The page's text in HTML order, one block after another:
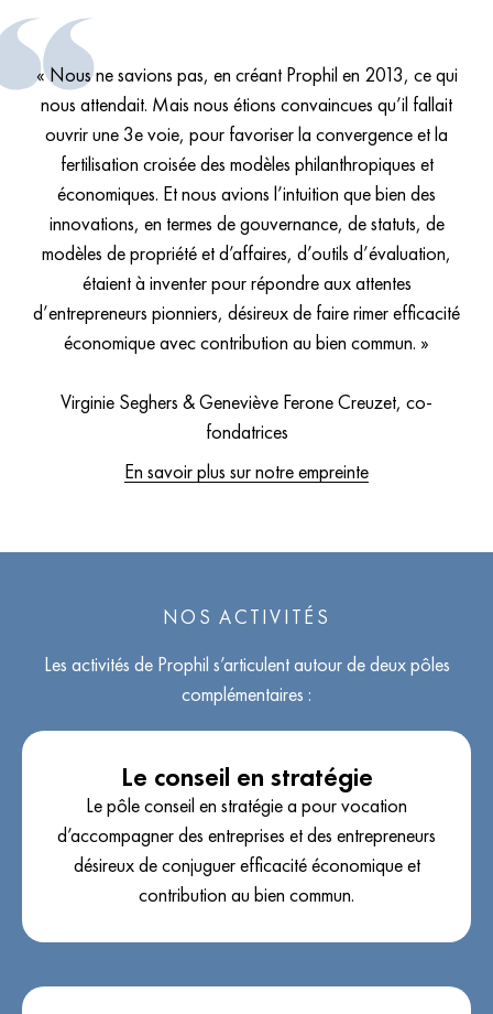
« Nous ne savions pas, en créant Prophil en 2013, ce qui
nous attendait. Mais nous étions convaincues qu’il fallait
ouvrir une 3e voie, pour favoriser la convergence et la
fertilisation croisée des modèles philanthropiques et
économiques. Et nous avions l’intuition que bien des
innovations, en termes de gouvernance, de statuts, de
modèles de propriété et d’affaires, d’outils d’évaluation,
étaient à inventer pour répondre aux attentes
d’entrepreneurs pionniers, désireux de faire rimer efficacité
économique avec contribution au bien commun. »
Virginie Seghers & Geneviève Ferone Creuzet, co-
fondatrices
En savoir plus sur notre empreinte
NOS ACTIVITÉS
Les activités de Prophil s’articulent autour de deux pôles
complémentaires :
Le conseil en stratégie
Le pôle conseil en stratégie a pour vocation
d’accompagner des entreprises et des entrepreneurs
désireux de conjuguer efficacité économique et
contribution au bien commun.